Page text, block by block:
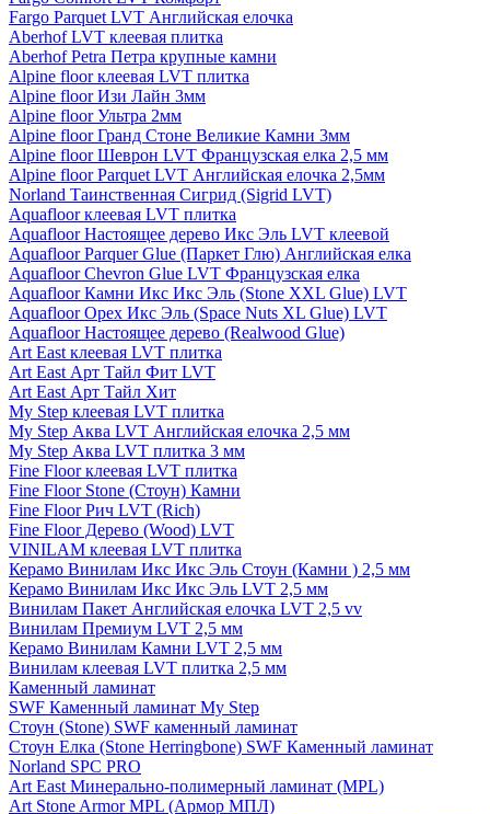
Fargo Parquet LVT Английская елочка
Aberhof LVT клеевая плитка
Aberhof Petra Петра крупные камни
Alpine floor клеевая LVT плитка
Alpine floor Изи Лайн 3мм
Alpine floor Ультра 2мм
Alpine floor Гранд Стоне Великие Камни 3мм
Alpine floor Шеврон LVT Французская елка 2,5 мм
Alpine floor Parquet LVT Английская елочка 2,5мм
Norland Таинственная Сигрид (Sigrid LVT)
Aquafloor клеевая LVT плитка
Aquafloor Настоящее дерево Икс Эль LVT клеевой
Aquafloor Parquer Glue (Паркет Глю) Английская елка
Aquafloor Chevron Glue LVT Французская елка
Aquafloor Камни Икс Икс Эль (Stone XXL Glue) LVT
Aquafloor Орех Икс Эль (Space Nuts XL Glue) LVT
Aquafloor Настоящее дерево (Realwood Glue)
Art East клеевая LVT плитка
Art East Арт Тайл Фит LVT
Art East Арт Тайл Хит
My Step клеевая LVT плитка
My Step Аква LVT Английская елочка 2,5 мм
My Step Аква LVT плитка 3 мм
Fine Floor клеевая LVT плитка
Fine Floor Stone (Стоун) Камни
Fine Floor Рич LVT (Rich)
Fine Floor Дерево (Wood) LVT
VINILAM клеевая LVT плитка
Керамо Винилам Икс Икс Эль Стоун (Камни ) 2,5 мм
Керамо Винилам Икс Икс Эль LVT 2,5 мм
Винилам Пакет Английская елочка LVT 2,5 vv
Винилам Премиум LVT 2,5 мм
Керамо Винилам Камни LVT 2,5 мм
Винилам клеевая LVT плитка 2,5 мм
Каменный ламинат
SWF Каменный ламинат My Step
Стоун (Stone) SWF каменный ламинат
Стоун Елка (Stone Herringbone) SWF Каменный ламинат
Norland SPC PRO
Art East Минерально-полимерный ламинат (MPL)
Art Stone Armor MPL (Армор МПЛ)